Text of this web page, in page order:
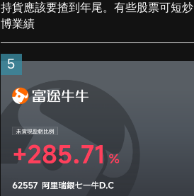
持貨應該要揸到年尾。有些股票可短炒
博業績
5